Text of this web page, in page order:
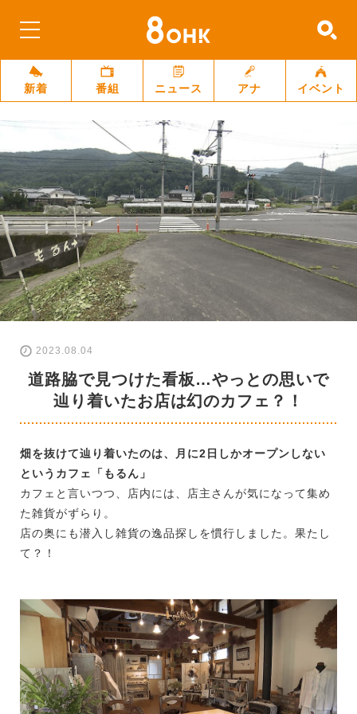
新着 番組 ニュース アナ イベント
2023.08.04
道路脇で見つけた看板…やっとの思いで
辿り着いたお店は幻のカフェ？！
畑を抜けて辿り着いたのは、月に2日しかオープンしない
というカフェ「もるん」
カフェと言いつつ、店内には、店主さんが気になって集め
た雑貨がずらり。
店の奥にも潜入し雑貨の逸品探しを慣行しました。果たし
て？！